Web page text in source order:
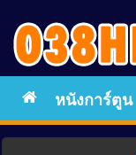
หนังการ์ตูน